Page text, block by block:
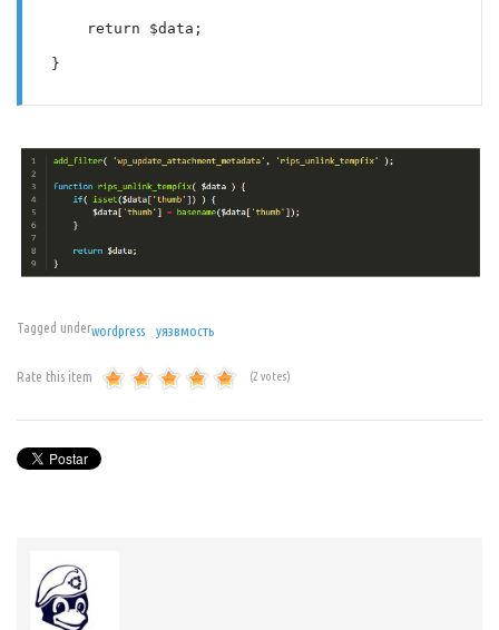
}
Tagged underwordpress уязвмость
Rate this item (2 votes)